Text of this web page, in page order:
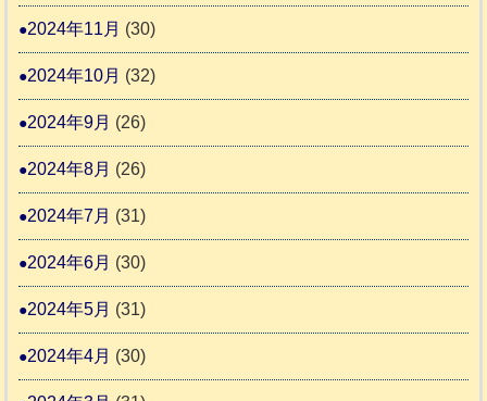
2024年11月 (30)
2024年10月 (32)
2024年9月 (26)
2024年8月 (26)
2024年7月 (31)
2024年6月 (30)
2024年5月 (31)
2024年4月 (30)